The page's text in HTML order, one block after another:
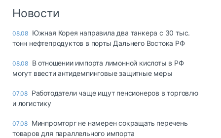
Новости
08.08 Южная Корея направила два танкера с 30 тыс.
тонн нефтепродуктов в порты Дальнего Востока РФ
08.08 В отношении импорта лимонной кислоты в РФ
могут ввести антидемпинговые защитные меры
07.08 Работодатели чаще ищут пенсионеров в торговлю
и логистику
07.08 Минпромторг не намерен сокращать перечень
товаров для параллельного импорта